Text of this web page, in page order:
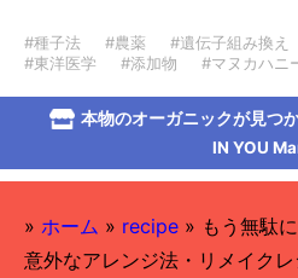
#種子法 #農薬 #遺伝子組み換え
#東洋医学
#添加物 #マヌカハニ
本物のオーガニックが見つ
IN YOU
» ホーム » recipe » もう無駄
意外なアレンジ法・リメイクレ